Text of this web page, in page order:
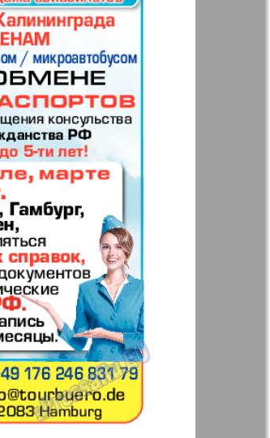
Известия BW
Кенгуру
Кругозор плюс!
М-City
Наш мир
Норд
Партнер-север